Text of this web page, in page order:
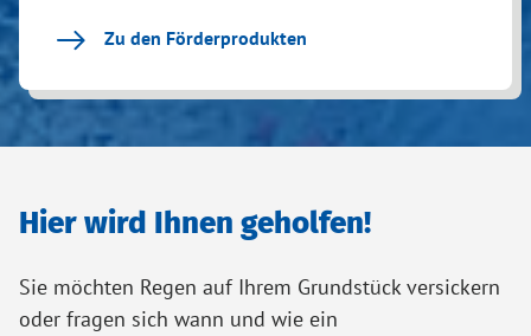
Zu den Förderprodukten
Hier wird Ihnen geholfen!
Sie möchten Regen auf Ihrem Grundstück versickern
oder fragen sich wann und wie ein